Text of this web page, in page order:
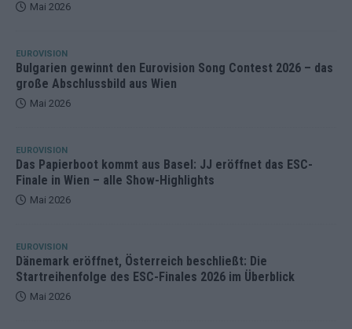
Mai 2026
EUROVISION
Bulgarien gewinnt den Eurovision Song Contest 2026 – das
große Abschlussbild aus Wien
Mai 2026
EUROVISION
Das Papierboot kommt aus Basel: JJ eröffnet das ESC-
Finale in Wien – alle Show-Highlights
Mai 2026
EUROVISION
Dänemark eröffnet, Österreich beschließt: Die
Startreihenfolge des ESC-Finales 2026 im Überblick
Mai 2026